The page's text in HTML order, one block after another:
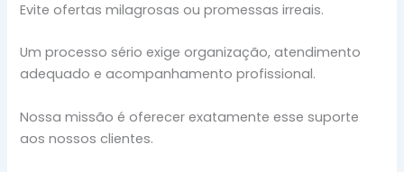
Evite ofertas milagrosas ou promessas irreais.
Um processo sério exige organização, atendimento
adequado e acompanhamento profissional.
Nossa missão é oferecer exatamente esse suporte
aos nossos clientes.